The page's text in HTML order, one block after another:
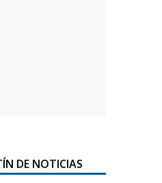
DE NOTICIAS